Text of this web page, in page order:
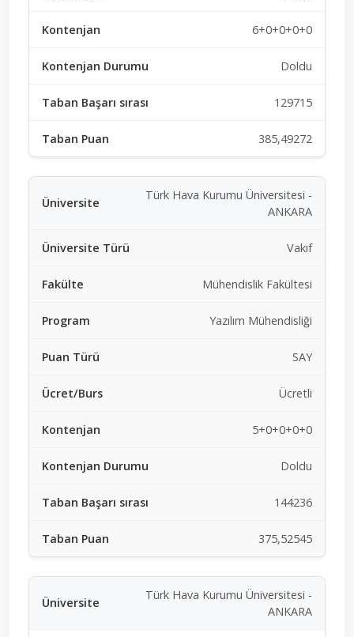
6+0+0+0+0
Doldu
129715
385,49272
Türk Hava Kurumu Üniversitesi -
ANKARA
Vakıf
Mühendislik Fakültesi
Yazılım Mühendisliği
SAY
Ücretli
5+0+0+0+0
Doldu
144236
375,52545
Türk Hava Kurumu Üniversitesi -
ANKARA